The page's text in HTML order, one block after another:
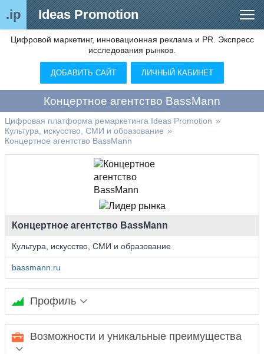
.ip Ideas Promotion
Сегменты рынка
Цифровой ремаркетинг (анализ рынка)
Видео
О нас
Контакты
Цифровой маркетинг, инновационная реклама и PR. Экспресс
исследования рынков.
ДОБАВИТЬ САЙТ ЛИЧНЫЙ КАБИНЕТ
Концертное агентство BassMann
Цифровая платформа ремаркетинга Ideas Promotion »
Культура, искусство, СМИ и образование »
Концертное агентство BassMann
Концертное агентство BassMann
Культура, искусство, СМИ и образование
bassmann.ru
Профиль
Организация концертов классической музыки. Оригинальная
и понятная классика в современном прочтении –
откровенно, без пафоса, с чувством юмора и страстностью.
Возможности и уникальные преимущества